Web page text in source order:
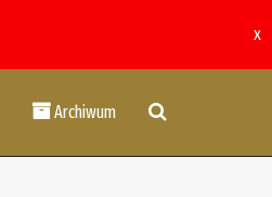
x
Archiwum